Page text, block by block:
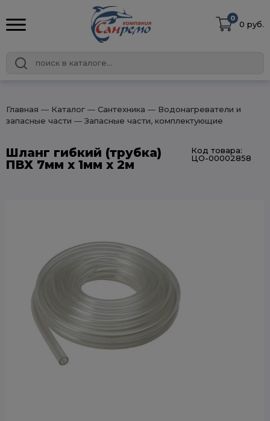
0
0 руб.
Главная ― Каталог ― Сантехника ― Водонагреватели и
запасные части ― Запасные части, комплектующие
Шланг гибкий (трубка)
ПВХ 7мм х 1мм х 2м
Код товара:
ЦО-00002858